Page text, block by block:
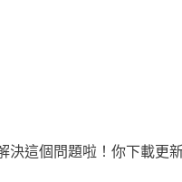
這個問題啦！你下載更